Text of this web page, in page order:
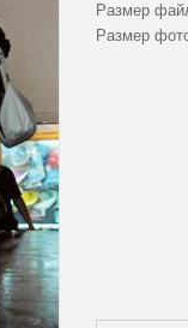
Размер
Размер